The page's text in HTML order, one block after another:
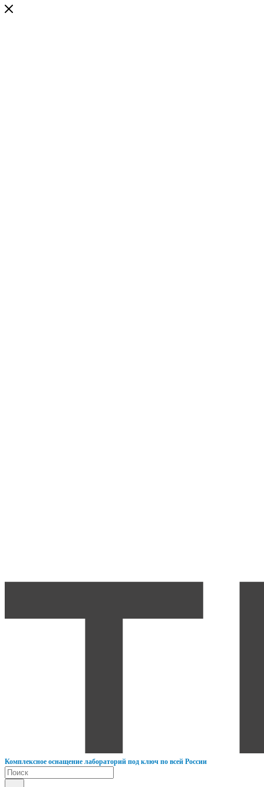
Комплексное оснащение лабораторий под ключ по всей России